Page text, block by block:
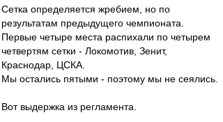
Сетка определяется жребием, но по
результатам предыдущего чемпионата.
Первые четыре места распихали по четырем
четвертям сетки - Локомотив, Зенит,
Краснодар, ЦСКА.
Мы остались пятыми - поэтому мы не сеялись.
Вот выдержка из регламента.